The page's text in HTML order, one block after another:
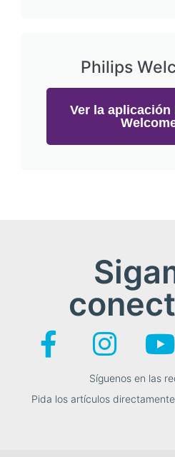
Philips
Ver la
Síguenos en las
Pida los artículos